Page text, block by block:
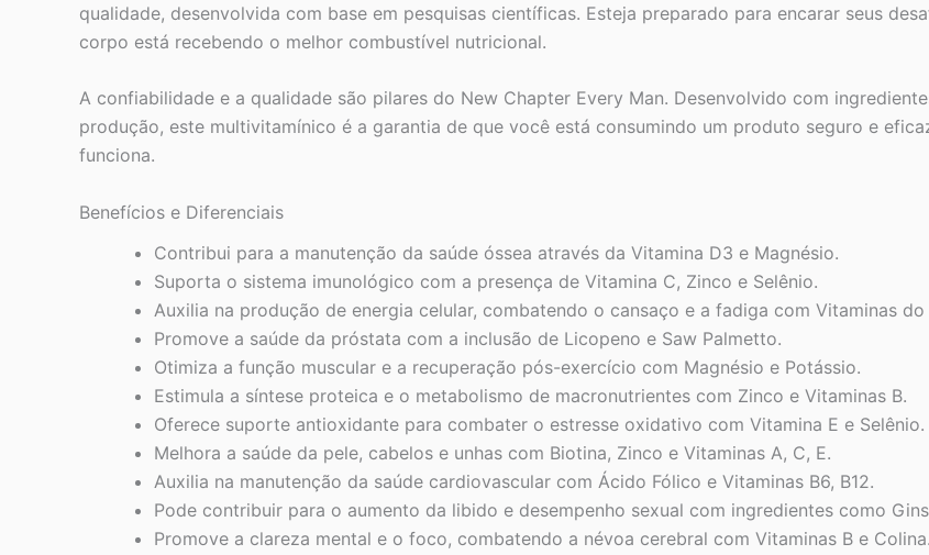
qualidade, desenvolvida com base em pesquisas científicas. Esteja preparado para encarar seus
corpo está recebendo o melhor combustível nutricional.
A confiabilidade e a qualidade são pilares do New Chapter Every Man. Desenvolvido com
produção, este multivitamínico é a garantia de que você está consumindo um produto seguro e
funciona.
Benefícios e Diferenciais
Contribui para a manutenção da saúde óssea através da Vitamina D3 e Magnésio.
Suporta o sistema imunológico com a presença de Vitamina C, Zinco e Selênio.
Auxilia na produção de energia celular, combatendo o cansaço e a fadiga com Vitaminas do
Promove a saúde da próstata com a inclusão de Licopeno e Saw Palmetto.
Otimiza a função muscular e a recuperação pós-exercício com Magnésio e Potássio.
Estimula a síntese proteica e o metabolismo de macronutrientes com Zinco e Vitaminas B.
Oferece suporte antioxidante para combater o estresse oxidativo com Vitamina E e Selênio.
Melhora a saúde da pele, cabelos e unhas com Biotina, Zinco e Vitaminas A, C, E.
Auxilia na manutenção da saúde cardiovascular com Ácido Fólico e Vitaminas B6, B12.
Pode contribuir para o aumento da libido e desempenho sexual com ingredientes como
Promove a clareza mental e o foco, combatendo a névoa cerebral com Vitaminas B e Colina.